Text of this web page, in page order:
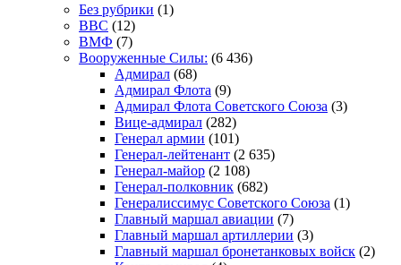
Без рубрики (1)
ВВС (12)
ВМФ (7)
Вооруженные Силы: (6 436)
Адмирал (68)
Адмирал Флота (9)
Адмирал Флота Советского Союза (3)
Вице-адмирал (282)
Генерал армии (101)
Генерал-лейтенант (2 635)
Генерал-майор (2 108)
Генерал-полковник (682)
Генералиссимус Советского Союза (1)
Главный маршал авиации (7)
Главный маршал артиллерии (3)
Главный маршал бронетанковых войск (2)